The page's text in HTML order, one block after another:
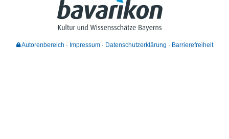
Autorenbereich Impressum Datenschutzerklärung Barrierefreiheit